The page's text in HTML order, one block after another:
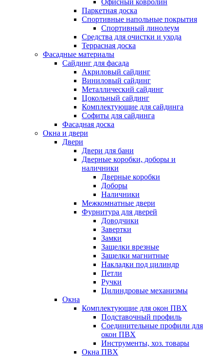
Офисный ковролин
Паркетная доска
Спортивные напольные покрытия
Спортивный линолеум
Средства для очистки и ухода
Террасная доска
Фасадные материалы
Сайдинг для фасада
Акриловый сайдинг
Виниловый сайдинг
Металлический сайдинг
Цокольный сайдинг
Комплектующие для сайдинга
Софиты для сайдинга
Фасадная доска
Окна и двери
Двери
Двери для бани
Дверные коробки, доборы и
наличники
Дверные коробки
Доборы
Наличники
Межкомнатные двери
Фурнитура для дверей
Доводчики
Завертки
Замки
Защелки врезные
Защелки магнитные
Накладки под цилиндр
Петли
Ручки
Цилиндровые механизмы
Окна
Комплектующие для окон ПВХ
Подставочный профиль
Соединительные профили для
окон ПВХ
Инструменты, хоз. товары
Окна ПВХ